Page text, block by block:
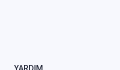
YARDIM